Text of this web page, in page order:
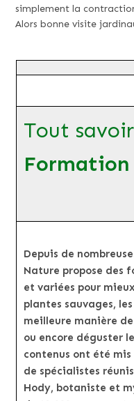
simplement la
Alors bonne visite
Tout
Formation
Depuis de
Nature propose des
et variées pour
plantes sauvages,
meilleure manière
ou encore déguster
contenus ont été
de spécialistes
Hody, botaniste et